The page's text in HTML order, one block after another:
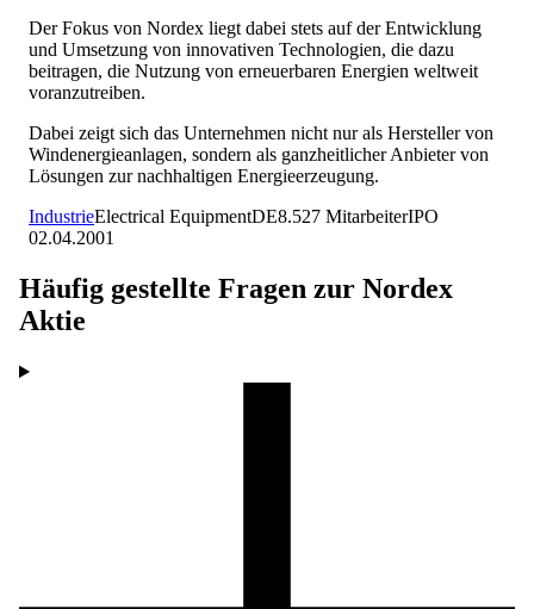
Der Fokus von Nordex liegt dabei stets auf der Entwicklung
und Umsetzung von innovativen Technologien, die dazu
beitragen, die Nutzung von erneuerbaren Energien weltweit
voranzutreiben.
Dabei zeigt sich das Unternehmen nicht nur als Hersteller von
Windenergieanlagen, sondern als ganzheitlicher Anbieter von
Lösungen zur nachhaltigen Energieerzeugung.
IndustrieElectrical EquipmentDE8.527 MitarbeiterIPO
02.04.2001
Häufig gestellte Fragen zur Nordex
Aktie